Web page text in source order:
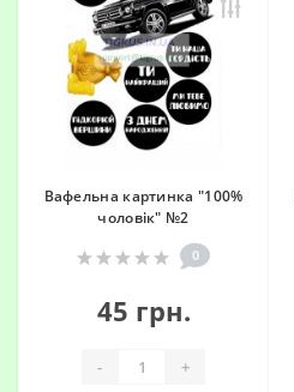
Вафельна картинка "100%
чоловік" №2
0
45 грн.
- +